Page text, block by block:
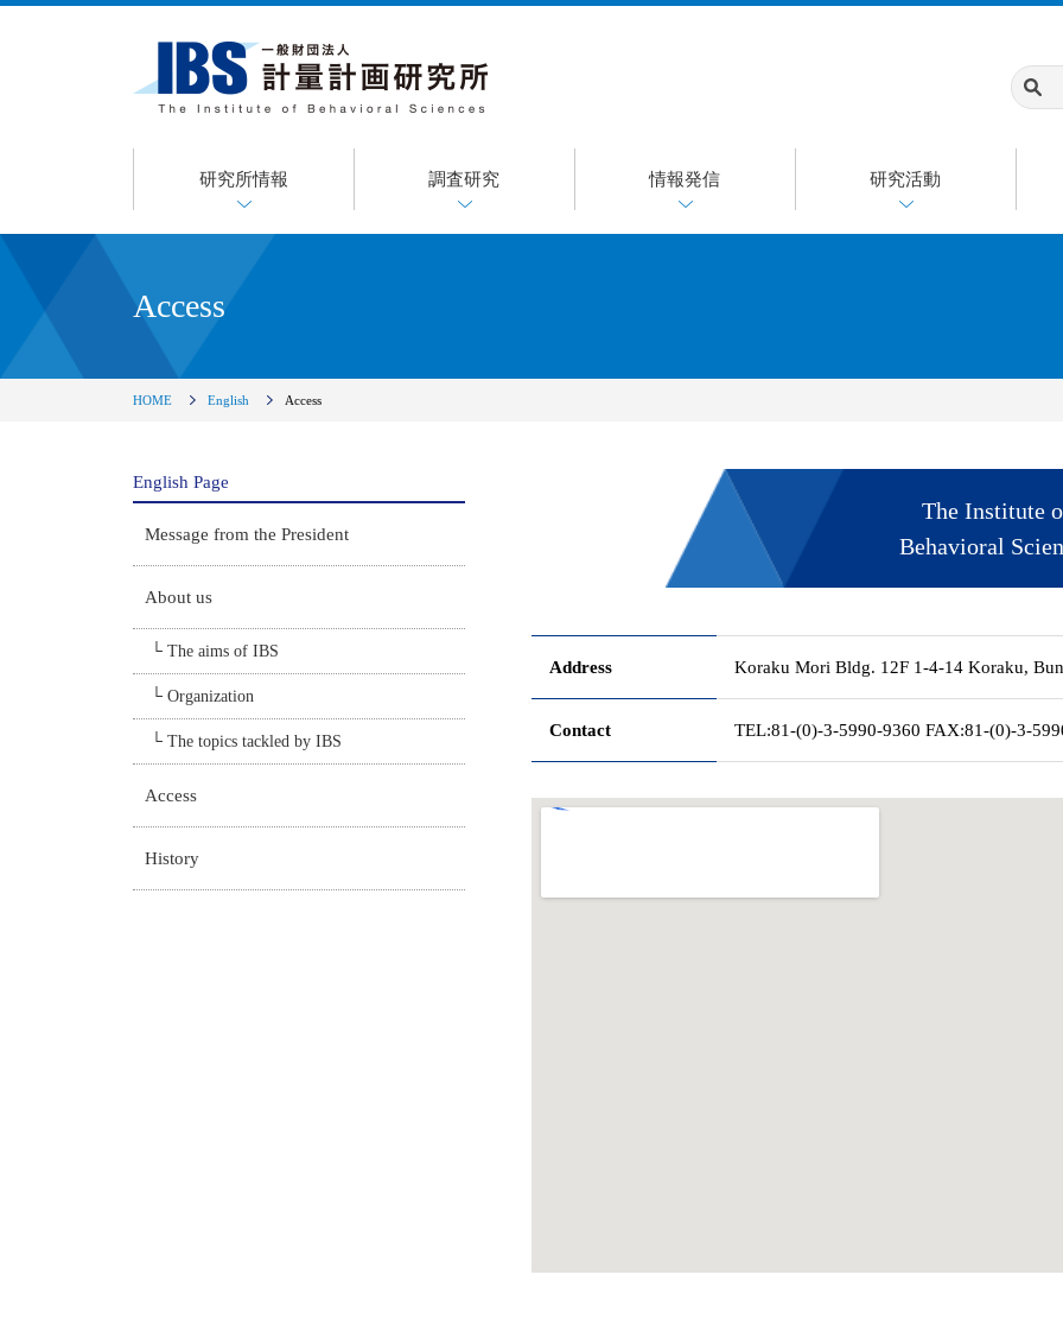
研究所情報 調査研究 情報発信 研究活動
Access
HOME English Access
The Institute
Behavioral
Address Koraku Mori Bldg. 12F 1-4-14 Koraku,
Contact TEL:81-(0)-3-5990-9360 FAX:81-(0)-3-
English Page
Message from the President
About us
The aims of IBS
Organization
The topics tackled by IBS
Access
History